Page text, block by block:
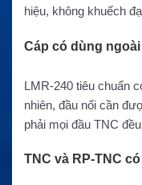
hiệu, không khuếch
Cáp có dùng
LMR-240 tiêu chuẩn
nhiên, đầu nối cần
phải mọi đầu TNC
TNC và RP-TNC